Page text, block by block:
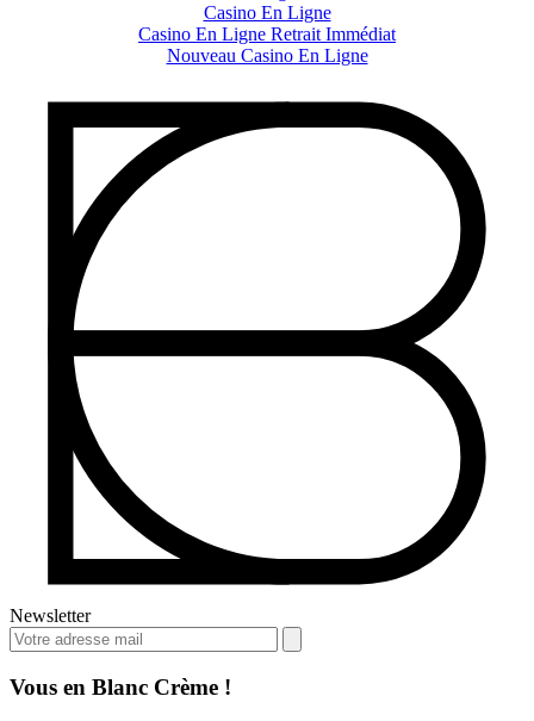
Casino En Ligne
Casino En Ligne Retrait Immédiat
Nouveau Casino En Ligne
Newsletter
Vous en Blanc Crème !